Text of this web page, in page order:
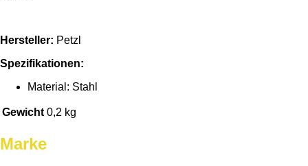
Hersteller: Petzl
Spezifikationen:
Material: Stahl
Gewicht 0,2 kg
Marke